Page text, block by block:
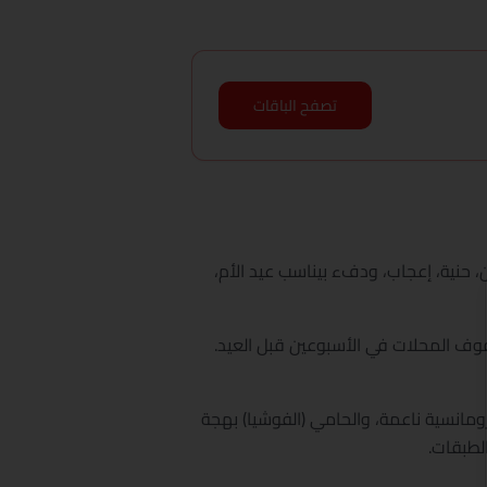
تصفح الباقات
إعجاب، ودفء بيناسب عيد الأم،
الوردي بيخلصوا من رفوف المحلات في الأسبوعين قبل العيد.
ناعمة، والحامي (الفوشيا) بهجة